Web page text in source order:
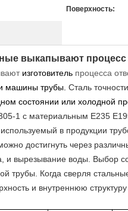
Поверхность:
выкапывают процесс
изготовитель процесса
машины трубы. Сталь точности
состоянии или холодной
1 с материальным E235
в продукции
достигнуть через
и вырезывание воды. Выбор
трубы. Когда сверля
и внутреннюю структуру